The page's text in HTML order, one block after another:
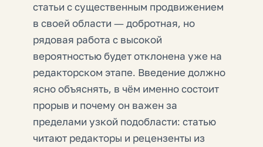
статьи с существенным продвижением
в своей области — добротная, но
рядовая работа с высокой
вероятностью будет отклонена уже на
редакторском этапе. Введение должно
ясно объяснять, в чём именно состоит
прорыв и почему он важен за
пределами узкой подобласти: статью
читают редакторы и рецензенты из